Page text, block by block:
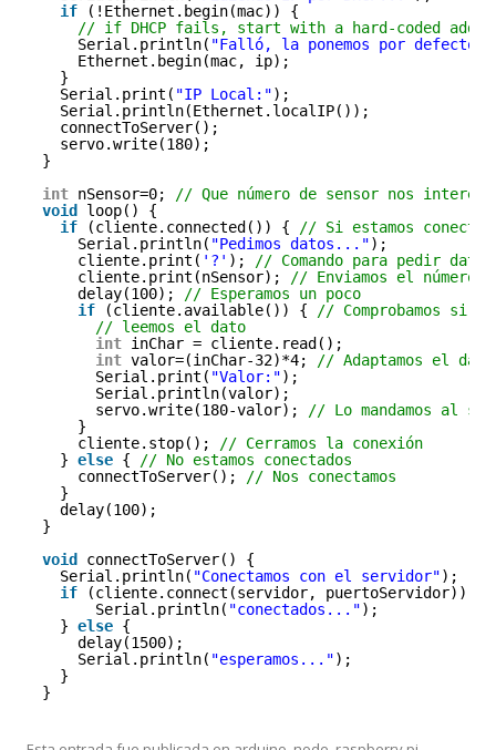
if
(!Ethernet.begin(mac)) {
// if DHCP fails, start with a hard-coded
Serial.println( "Falló, la ponemos por defecto."
Ethernet.begin(mac, ip);
}
Serial.print( "IP Local:");
Serial.println(Ethernet.localIP());
connectToServer();
servo.write(180);
}
int nSensor=0;
// Que número de sensor nos interesa
void loop() {
if
(cliente.connected()) {
// Si estamos
Serial.println( "Pedimos datos...");
cliente.print( '?' );
// Comando para pedir datos
cliente.print(nSensor);
// Enviamos el número
delay(100);
// Esperamos un poco
if
(cliente.available()) {
// Comprobamos si
// leemos el dato
int inChar = cliente.read();
int valor=(inChar-32)*4;
// Adaptamos el
Serial.print( "Valor:");
Serial.println(valor);
servo.write(180-valor);
// Lo mandamos al
}
cliente.stop();
// Cerramos la conexión
} else {
// No estamos conectados
connectToServer();
// Nos conectamos
}
delay(100);
}
void connectToServer() {
Serial.println( "Conectamos con el servidor");
if
(cliente.connect(servidor, puertoServidor)) {
Serial.println( "conectados...");
} else {
delay(1500);
Serial.println( "esperamos...");
}
}